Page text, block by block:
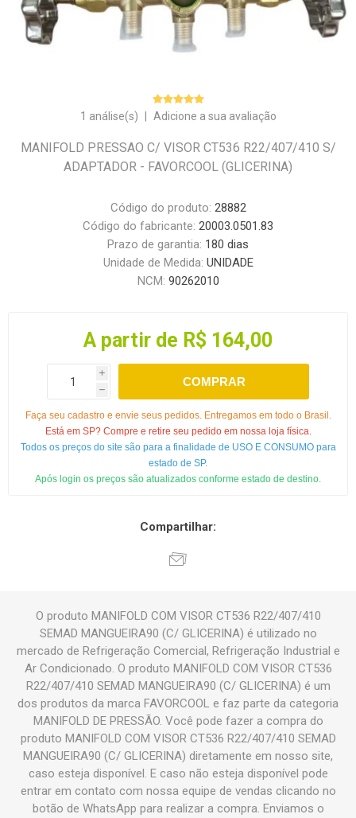
1 análise(s) Adicione a sua avaliação
MANIFOLD PRESSAO C/ VISOR CT536 R22/407/410 S/
ADAPTADOR - FAVORCOOL (GLICERINA)
Código do produto: 28882
Código do fabricante: 20003.0501.83
Prazo de garantia: 180 dias
Unidade de Medida: UNIDADE
NCM: 90262010
A partir de R$ 164,00
i
h
COMPRAR
Faça seu cadastro e envie seus pedidos. Entregamos em todo o Brasil.
Está em SP? Compre e retire seu pedido em nossa loja física.
Todos os preços do site são para a finalidade de USO E CONSUMO para
estado de SP.
Após login os preços são atualizados conforme estado de destino.
Compartilhar:
O produto MANIFOLD COM VISOR CT536 R22/407/410
SEMAD MANGUEIRA90 (C/ GLICERINA) é utilizado no
mercado de Refrigeração Comercial, Refrigeração Industrial e
Ar Condicionado. O produto MANIFOLD COM VISOR CT536
R22/407/410 SEMAD MANGUEIRA90 (C/ GLICERINA) é um
dos produtos da marca FAVORCOOL e faz parte da categoria
MANIFOLD DE PRESSÃO. Você pode fazer a compra do
produto MANIFOLD COM VISOR CT536 R22/407/410 SEMAD
MANGUEIRA90 (C/ GLICERINA) diretamente em nosso site,
caso esteja disponível. E caso não esteja disponível pode
entrar em contato com nossa equipe de vendas clicando no
botão de WhatsApp para realizar a compra. Enviamos o